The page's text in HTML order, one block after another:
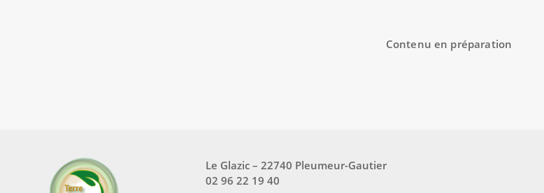
Contenu en préparation
Le Glazic – 22740 Pleumeur-Gautier
02 96 22 19 40